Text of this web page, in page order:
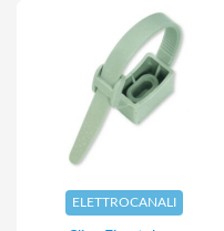
ELETTROCANALI